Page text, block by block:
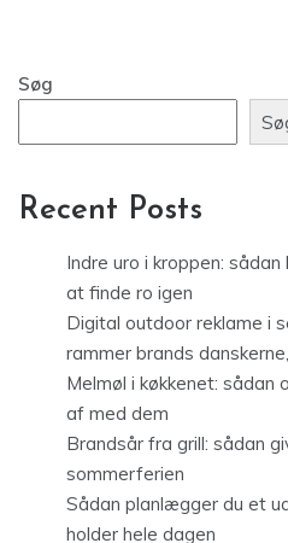
Søg
Recent Posts
Indre uro i kroppen:
at finde ro igen
Digital outdoor reklame i
rammer brands
Melmøl i køkkenet: sådan
af med dem
Brandsår fra grill: sådan
sommerferien
Sådan planlægger du et
holder hele dagen